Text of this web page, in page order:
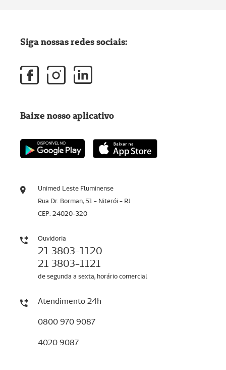
Unimed Leste Fluminense
Rua Dr. Borman, 51 - Niterói - RJ
CEP: 24020-320
Ouvidoria
21 3803-1120
21 3803-1121
de segunda a sexta, horário comercial
Atendimento 24h
0800 970 9087
4020 9087
Siga nossas redes sociais:
Baixe nosso aplicativo